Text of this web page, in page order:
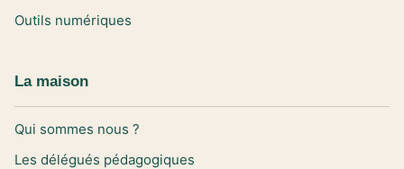
Outils numériques
La maison
Qui sommes nous ?
Les délégués pédagogiques